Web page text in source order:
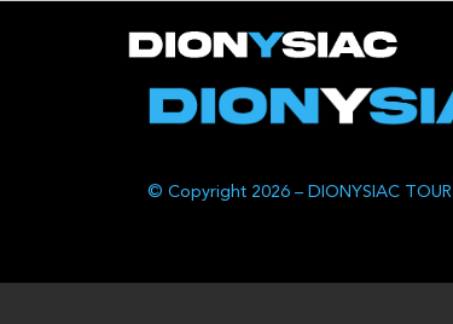
© Copyright 2026 – DIONYSIAC TOUR